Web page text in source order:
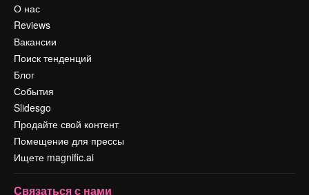
О нас
Reviews
Вакансии
Поиск тенденций
Блог
События
Slidesgo
Продайте свой контент
Помещение для прессы
Ищете magnific.ai
Связаться с нами